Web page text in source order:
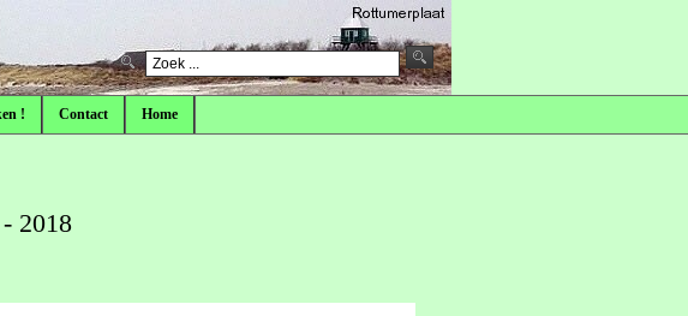
! Contact Home
2018